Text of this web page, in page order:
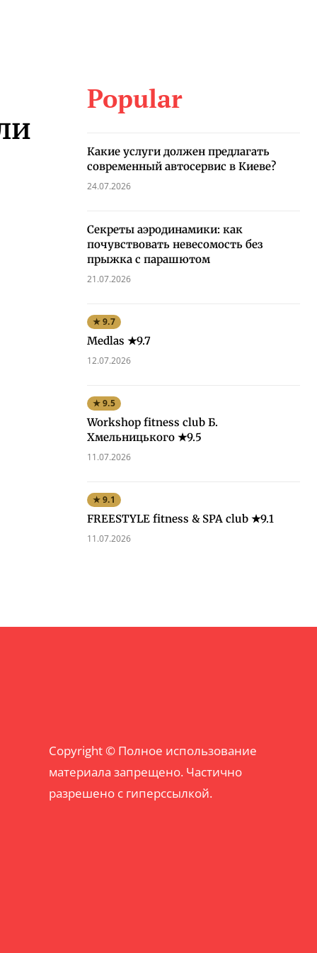
Popular
Какие услуги должен предлагать
современный автосервис в Киеве?
24.07.2026
Секреты аэродинамики: как
почувствовать невесомость без
прыжка с парашютом
21.07.2026
★ 9.7
Medlas ★9.7
12.07.2026
★ 9.5
Workshop fitness club Б.
Хмельницького ★9.5
11.07.2026
★ 9.1
FREESTYLE fitness & SPA club ★9.1
11.07.2026
Copyright © Полное использование
материала запрещено. Частично
разрешено с гиперссылкой.